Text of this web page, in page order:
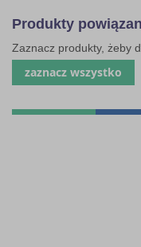
Produkty
Zaznacz produkty, żeby
zaznacz wszystko